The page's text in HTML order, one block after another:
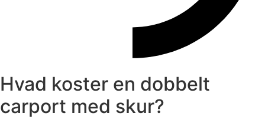
Hvad koster en dobbelt
carport med skur?